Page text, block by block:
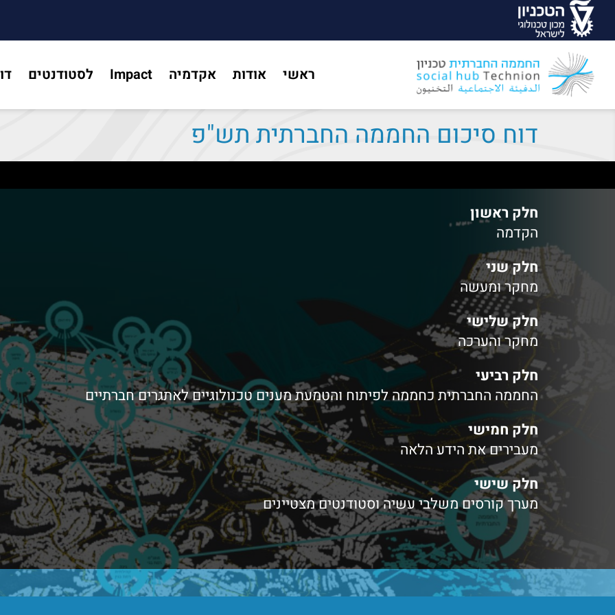
ראשי אודות אקדמיה Impact לסטודנטים
דוח סיכום החממה החברתית תש"פ
חלק ראשון
הקדמה
חלק שני
מחקר ומעשה
חלק שלישי
מחקר והערכה
חלק רביעי
החממה החברתית כחממה לפיתוח והטמעת מענים טכנולוגיים לאתגרים חברתיים
חלק חמישי
מעבירים את הידע הלאה
חלק שישי
מערך קורסים משלבי עשיה וסטודנטים מצטיינים